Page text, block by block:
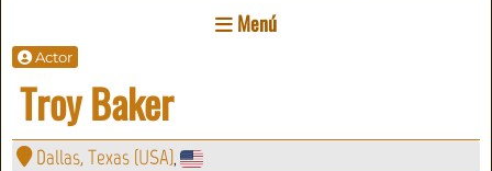
Menú
Actor
Troy Baker
Dallas, Texas (USA),